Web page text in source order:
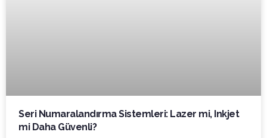
Seri Numaralandırma Sistemleri: Lazer mi, Inkjet
mi Daha Güvenli?